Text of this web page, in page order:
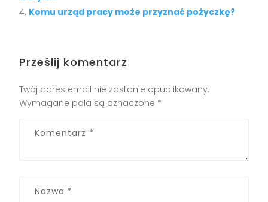
Komu urząd pracy może przyznać pożyczkę?
Prześlij komentarz
Twój adres email nie zostanie opublikowany.
Wymagane pola są oznaczone *